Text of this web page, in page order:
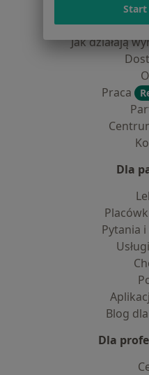
dane
Jak działają
Praca
Dla
Pytania
Blog
Dla
Start